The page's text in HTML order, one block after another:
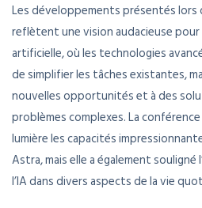
Les développements présentés lors
reflètent une vision audacieuse pour
artificielle, où les technologies
de simplifier les tâches existantes,
nouvelles opportunités et à des
problèmes complexes. La
lumière les capacités
Astra, mais elle a également
l’IA dans divers aspects de la vie